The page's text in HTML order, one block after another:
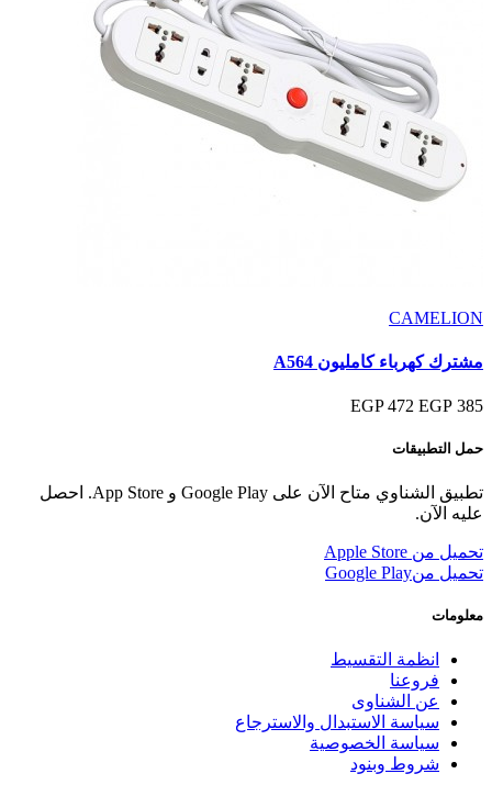
CAMELION
مشترك كهرباء كامليون A564
385 EGP
472 EGP
حمل التطبيقات
تطبيق الشناوي متاح الآن على Google Play و App Store. احصل
عليه الآن.
تحميل من Apple Store
تحميل منGoogle Play
معلومات
انظمة التقسيط
فروعنا
عن الشناوى
سياسة الاستبدال والاسترجاع
سياسة الخصوصية
شروط وبنود